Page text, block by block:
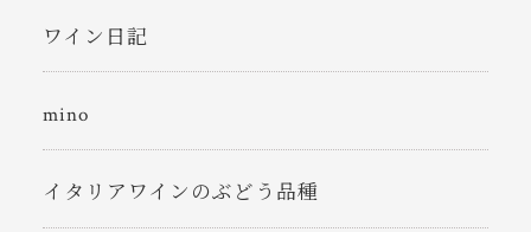
ワイン日記
mino
イタリアワインのぶどう品種